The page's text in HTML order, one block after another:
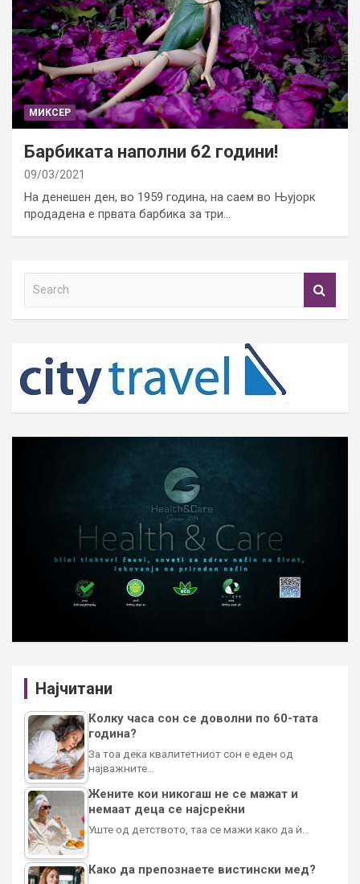
МИКСЕР
Барбиката наполни 62 години!
09/03/2021
На денешен ден, во 1959 година, на саем во Њујорк
продадена е првата барбика за три…
h
Најчитани
Колку часа сон се доволни по 60-тата
година?
За тоа дека квалитетниот сон е еден од
најважните…
Жените кои никогаш не се мажат и
немаат деца се најсреќни
Уште од детството, таа се мажи како да ѝ…
Како да препознаете вистински мед?